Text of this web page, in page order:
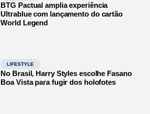
BTG Pactual amplia experiência
Ultrablue com lançamento do cartão
World Legend
LIFESTYLE
No Brasil, Harry Styles escolhe Fasano
Boa Vista para fugir dos holofotes